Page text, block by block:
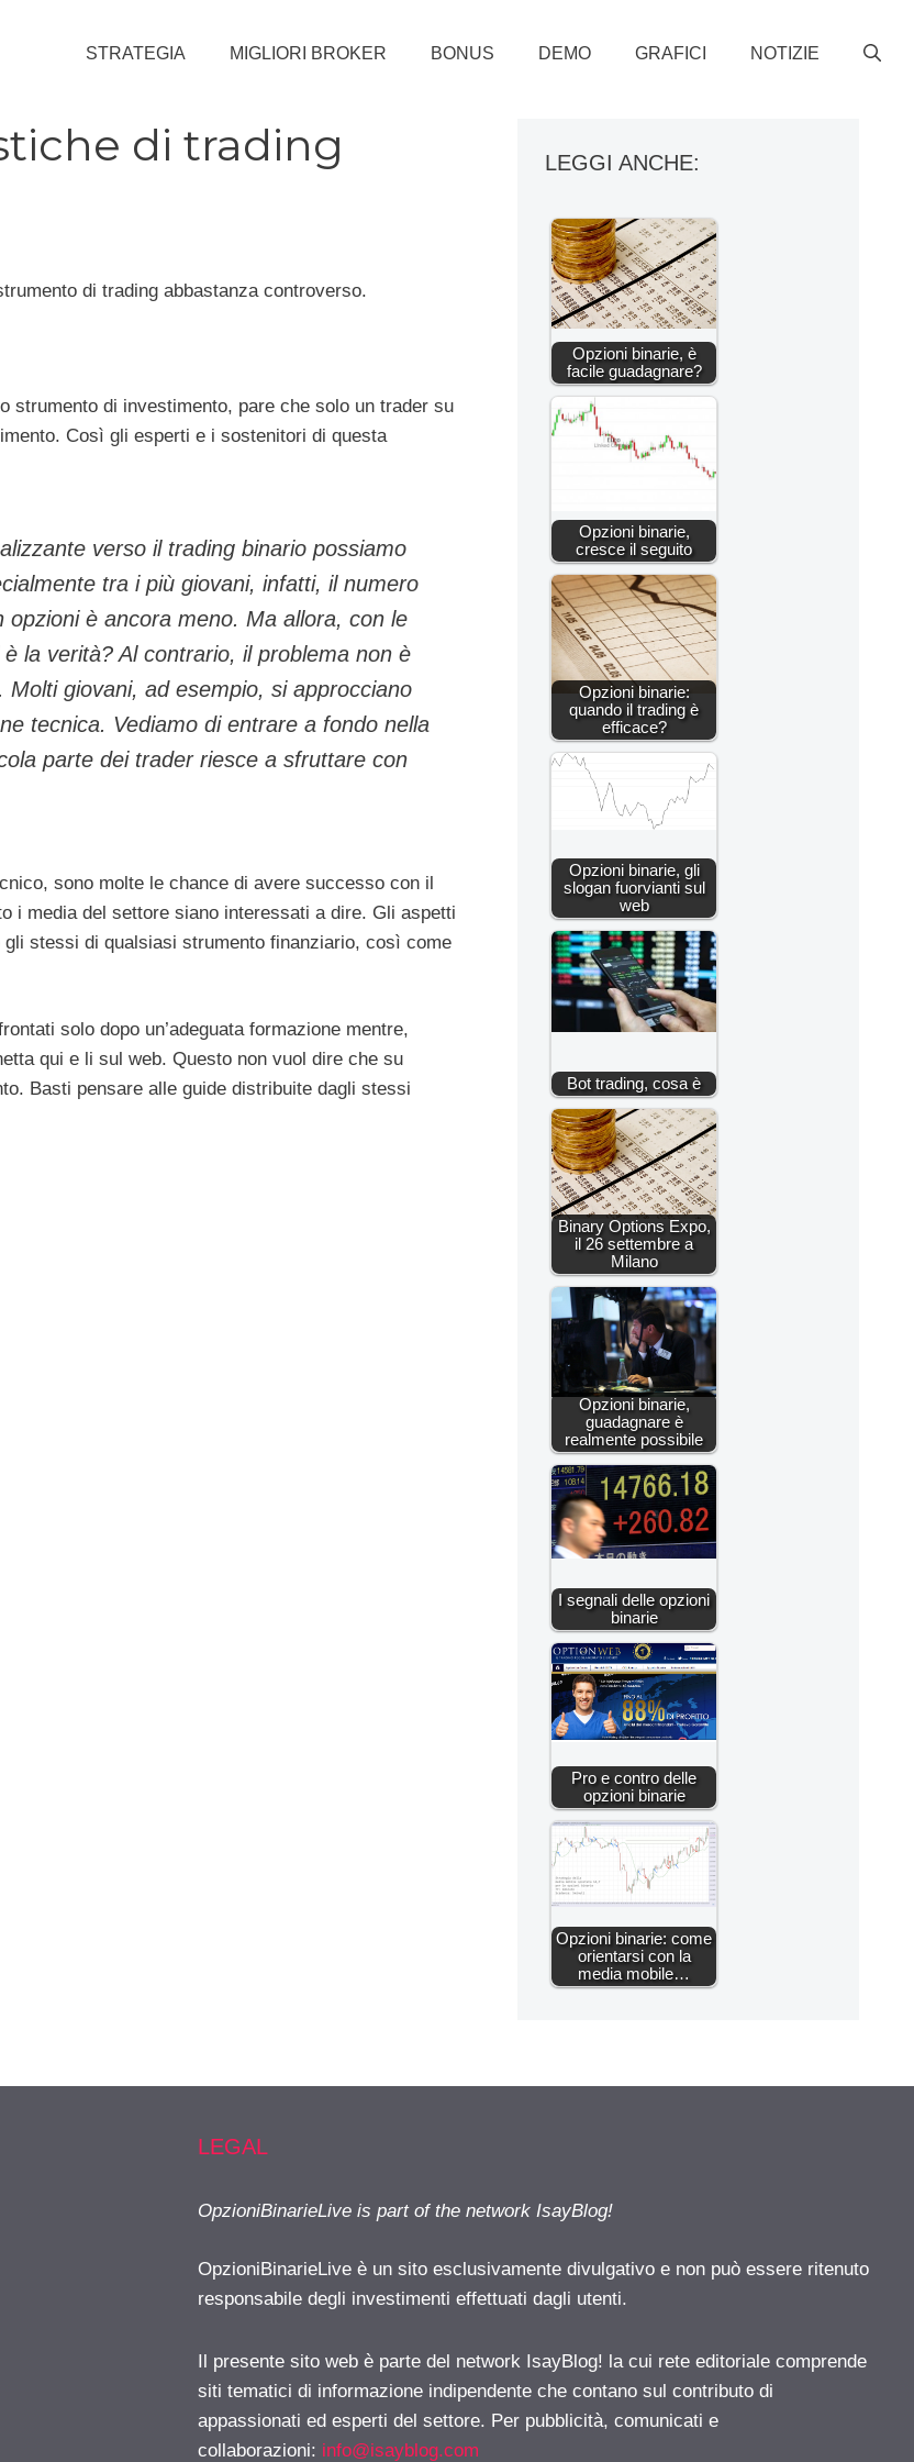
STRATEGIA MIGLIORI BROKER BONUS DEMO GRAFICI NOTIZIE
di trading
di trading abbastanza controverso.
strumento di investimento, pare che solo un trader su
Così gli esperti e i sostenitori di questa
verso il trading binario possiamo
tra i più giovani, infatti, il numero
è ancora meno. Ma allora, con le
la verità? Al contrario, il problema non è
giovani, ad esempio, si approcciano
tecnica. Vediamo di entrare a fondo nella
parte dei trader riesce a sfruttare con
sono molte le chance di avere successo con il
i media del settore siano interessati a dire. Gli aspetti
stessi di qualsiasi strumento finanziario, così come
solo dopo un’adeguata formazione mentre,
qui e li sul web. Questo non vuol dire che su
Basti pensare alle guide distribuite dagli stessi
LEGGI ANCHE:
Opzioni binarie, è
facile guadagnare?
Opzioni binarie,
cresce il seguito
Opzioni binarie:
quando il trading è
efficace?
Opzioni binarie, gli
slogan fuorvianti sul
web
Bot trading, cosa è
Binary Options Expo,
il 26 settembre a
Milano
Opzioni binarie,
guadagnare è
realmente possibile
I segnali delle opzioni
binarie
Pro e contro delle
opzioni binarie
Opzioni binarie: come
orientarsi con la
media mobile…
LEGAL
OpzioniBinarieLive is part of the network IsayBlog!
OpzioniBinarieLive è un sito esclusivamente divulgativo e non può essere ritenuto
responsabile degli investimenti effettuati dagli utenti.
Il presente sito web è parte del network IsayBlog! la cui rete editoriale comprende
siti tematici di informazione indipendente che contano sul contributo di
appassionati ed esperti del settore. Per pubblicità, comunicati e
collaborazioni: info@isayblog.com